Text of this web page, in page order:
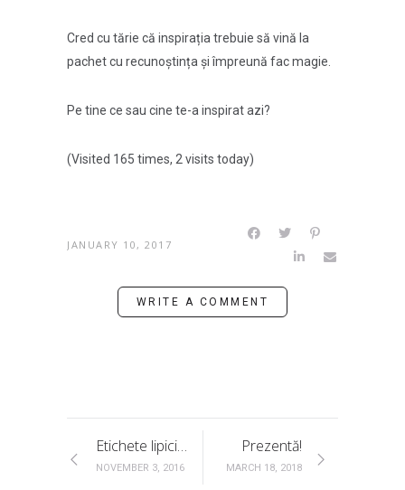
Cred cu tărie că inspirația trebuie să vină la
pachet cu recunoștința și împreună fac magie.
Pe tine ce sau cine te-a inspirat azi?
(Visited 165 times, 2 visits today)
JANUARY 10, 2017
WRITE A COMMENT
Etichete lipicioase
NOVEMBER 3, 2016
Prezentă!
MARCH 18, 2018